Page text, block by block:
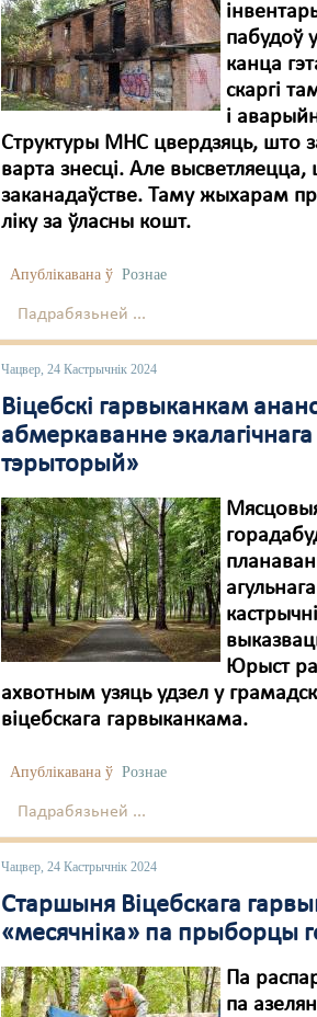
пабудоў
канца
скаргі
і
Структуры МНС цвердзяць, што
варта знесці. Але
заканадаўстве. Таму жыхарам
ліку за ўласны кошт.
Апублікавана ў Рознае
Падрабязьней ...
Чацвер, 24 Кастрычнік 2024
Віцебскі гарвыканкам
абмеркаванне
тэрыторый»
Юрыст
ахвотным узяць удзел у
віцебскага гарвыканкама.
Апублікавана ў Рознае
Падрабязьней ...
Чацвер, 24 Кастрычнік 2024
Старшыня Віцебскага
«месячніка» па прыборцы
Па
па